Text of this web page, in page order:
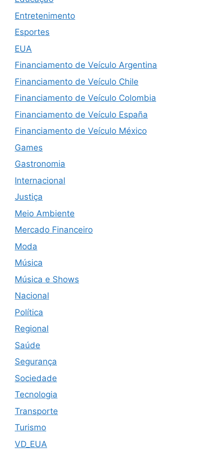
Entretenimento
Esportes
EUA
Financiamento de Veículo Argentina
Financiamento de Veículo Chile
Financiamento de Veículo Colombia
Financiamento de Veículo España
Financiamento de Veículo México
Games
Gastronomia
Internacional
Justiça
Meio Ambiente
Mercado Financeiro
Moda
Música
Música e Shows
Nacional
Política
Regional
Saúde
Segurança
Sociedade
Tecnologia
Transporte
Turismo
VD_EUA